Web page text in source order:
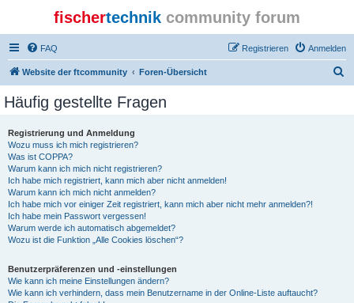
fischertechnik community forum
FAQ Anmelden
Registrieren
Website der ftcommunity Foren-Übersicht
Häufig gestellte Fragen
Registrierung und Anmeldung
Wozu muss ich mich registrieren?
Was ist COPPA?
Warum kann ich mich nicht registrieren?
Ich habe mich registriert, kann mich aber nicht anmelden!
Warum kann ich mich nicht anmelden?
Ich habe mich vor einiger Zeit registriert, kann mich aber nicht mehr anmelden?!
Ich habe mein Passwort vergessen!
Warum werde ich automatisch abgemeldet?
Wozu ist die Funktion „Alle Cookies löschen“?
Benutzerpräferenzen und -einstellungen
Wie kann ich meine Einstellungen ändern?
Wie kann ich verhindern, dass mein Benutzername in der Online-Liste auftaucht?